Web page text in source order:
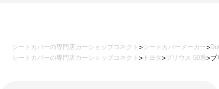
シートカバーの専門店カーショップコネクト シートカバーメーカー
シートカバーの専門店カーショップコネクト
トヨタ プリウス 50系 プ